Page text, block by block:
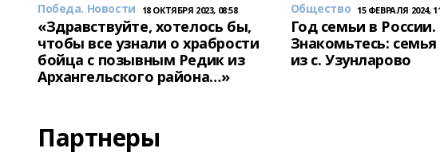
Победа. Новости 18 ОКТЯБРЯ 2023, 08:58
«Здравствуйте, хотелось бы,
чтобы все узнали о храбрости
бойца с позывным Редик из
Архангельского района…»
Общество 15 ФЕВРАЛЯ 2024,
Год семьи в России.
Знакомьтесь:
из с. Узунларово
Партнеры